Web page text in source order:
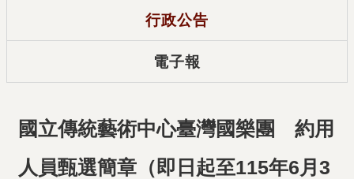
行政公告
電子報
國立傳統藝術中心臺灣國樂團 約用
人員甄選簡章（即日起至115年6月3